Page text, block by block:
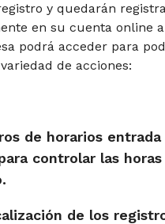
y quedarán
en su cuenta online
podrá acceder para
de acciones:
de horarios entrada
controlar las horas
de los